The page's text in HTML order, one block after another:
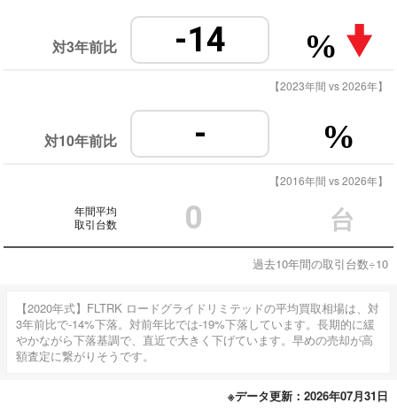
対3年前比 -14 %
【2023年間 vs 2026年】
対10年前比 - %
【2016年間 vs 2026年】
年間平均
取引台数
0 台
過去10年間の取引台数÷10
【2020年式】FLTRK ロードグライドリミテッドの平均買取相場は、対
3年前比で-14%下落。対前年比では-19%下落しています。長期的に緩
やかながら下落基調で、直近で大きく下げています。早めの売却が高
額査定に繋がりそうです。
※データ更新：2026年07月31日